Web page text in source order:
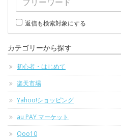
返信も検索対象にする
カテゴリーから探す
初心者・はじめて
楽天市場
Yahoo!ショッピング
au PAY マーケット
Qoo10